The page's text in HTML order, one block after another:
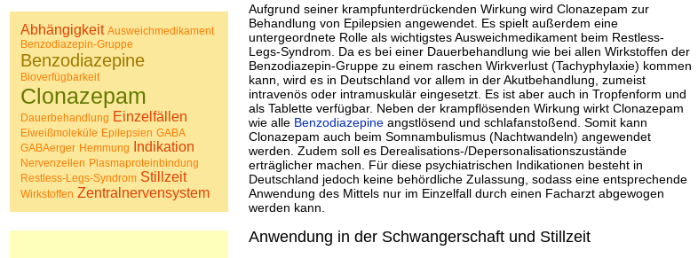
Aufgrund seiner krampfunterdrückenden Wirkung wird Clonazepam zur
Behandlung von Epilepsien angewendet. Es spielt außerdem eine
untergeordnete Rolle als wichtigstes Ausweichmedikament beim Restless-
Legs-Syndrom. Da es bei einer Dauerbehandlung wie bei allen Wirkstoffen der
Benzodiazepin-Gruppe zu einem raschen Wirkverlust (Tachyphylaxie) kommen
kann, wird es in Deutschland vor allem in der Akutbehandlung, zumeist
intravenös oder intramuskulär eingesetzt. Es ist aber auch in Tropfenform und
als Tablette verfügbar. Neben der krampflösenden Wirkung wirkt Clonazepam
wie alle Benzodiazepine angstlösend und schlafanstoßend. Somit kann
Clonazepam auch beim Somnambulismus (Nachtwandeln) angewendet
werden. Zudem soll es Derealisations-/Depersonalisationszustände
erträglicher machen. Für diese psychiatrischen Indikationen besteht in
Deutschland jedoch keine behördliche Zulassung, sodass eine entsprechende
Anwendung des Mittels nur im Einzelfall durch einen Facharzt abgewogen
werden kann.
Anwendung in der Schwangerschaft und Stillzeit
Koffein
Kokain
Lachgas
LSD
Marihuana
Medikamente
Meskalin
Metamphetamin
Methadon
Morphin
Abhängigkeit Ausweichmedikament
Benzodiazepin-Gruppe
Benzodiazepine
Bioverfügbarkeit
Clonazepam
Dauerbehandlung Einzelfällen
Eiweißmoleküle Epilepsien GABA
GABAerger Hemmung Indikation
Nervenzellen Plasmaproteinbindung
Restless-Legs-Syndrom Stillzeit
Wirkstoffen Zentralnervensystem